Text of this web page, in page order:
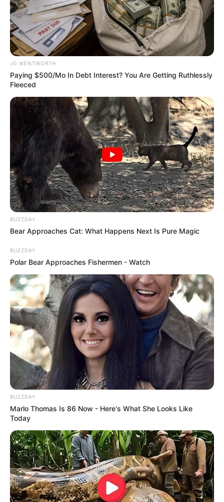
ดวงรายวัน 4 กันยายน 2565
4 ก.ย. 2022
ดวงรายวัน 2 กันยายน 2565
2 ก.ย. 2022
ดวงรายวัน 1 กันยายน 2565
1 ก.ย. 2022
JG WENTWORTH
Paying $500/Mo In Debt Interest? You Are Getting Ruthlessly
Fleeced
BUZZDAY
Bear Approaches Cat: What Happens Next Is Pure Magic
BUZZDAY
Polar Bear Approaches Fishermen - Watch
BUZZDAY
Marlo Thomas Is 86 Now - Here's What She Looks Like
Today